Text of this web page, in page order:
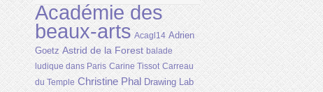
Académie des
beaux-arts Acagl14 Adrien
Goetz Astrid de la Forest balade
ludique dans Paris Carine Tissot Carreau
du Temple Christine Phal Drawing Lab